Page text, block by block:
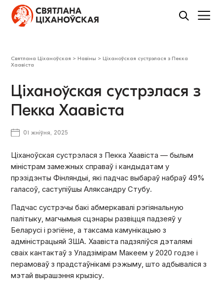
Святлана Ціханоўская > Навіны > Ціханоўская сустрэлася з Пекка
Хаавіста
Ціханоўская сустрэлася з
Пекка Хаавіста
01 жніўня, 2025
Ціханоўская сустрэлася з Пекка Хаавіста — былым
міністрам замежных справаў і кандыдатам у
прэзідэнты Фінляндыі, які падчас выбараў набраў 49%
галасоў, саступіўшы Аляксандру Стубу.
Падчас сустрэчы бакі абмеркавалі рэгіянальную
палітыку, магчымыя сцэнары развіцця падзеяў у
Беларусі і рэгіёне, а таксама камунікацыю з
адміністрацыяй ЗША. Хаавіста падзяліўся дэталямі
сваіх кантактаў з Уладзімірам Макеем у 2020 годзе і
перамоваў з прадстаўнікамі рэжыму, што адбываліся з
мэтай вырашэння крызісу.